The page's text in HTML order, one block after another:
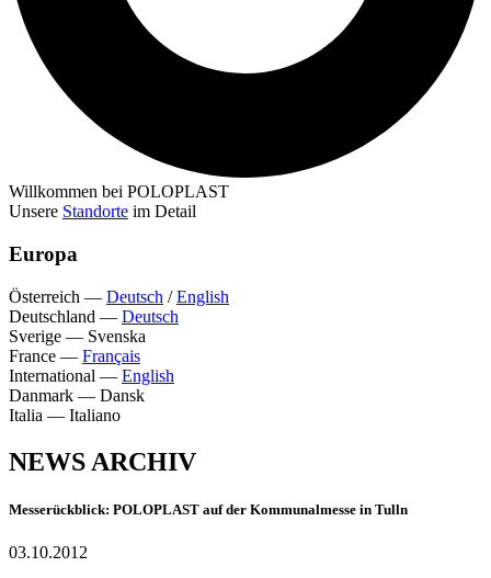
Willkommen bei POLOPLAST
Unsere Standorte im Detail
Europa
Österreich — Deutsch /English
Deutschland — Deutsch
Sverige — Svenska
France — Français
International — English
Danmark — Dansk
Italia — Italiano
NEWS ARCHIV
Messerückblick: POLOPLAST auf der Kommunalmesse in Tulln
03.10.2012